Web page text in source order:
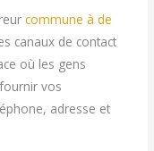
commune à de
canaux de contact
où les gens
vos
adresse et